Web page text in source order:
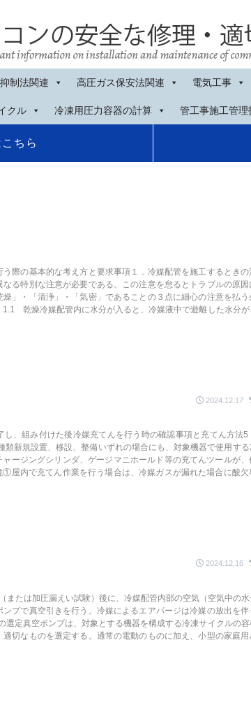
制法関連 高圧ガス保安法関連 電気工事
クル 冷凍用圧力容器の計算 管工事施工管
ちら
際の基本的な考え方と要求事項１．冷媒配管を施工するとき
る特別な注意が必要である。この注意を怠るとトラブルの原
」・「清浄」・「気密」であることの３点に細心の注意を払う
1.1 乾燥冷媒配管内に水分が入ると、冷媒液中で遊離した水分が
2024.12.17
し、組み付けた後冷媒充てんを行う時の確認事項と充てん方法5
新規設置、移設、整備いずれの場合にも、対象機器で使用する
ージングシリンダ、ゲージマニホールド等の充てんツールが、
内で充てん作業を行う場合は、冷媒ガスが漏れた場合に酸欠
2024.12.16
または加圧漏えい試験）後に、冷媒配管内部の空気（空気中の水
プで真空引きを行う。冷媒によるエアパージは冷媒の放出を
定真空ポンプは、対象とする機器を構成する冷凍サイクルの容
切なものを選定する。通常の電動のものに加え、小型の家庭用